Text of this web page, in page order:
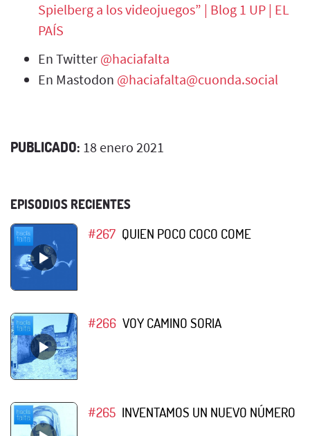
Spielberg a los videojuegos” | Blog 1 UP | EL
PAÍS
En Twitter @haciafalta
En Mastodon @haciafalta@cuonda.social
PUBLICADO: 18 enero 2021
EPISODIOS RECIENTES
#267 QUIEN POCO COCO COME
#266 VOY CAMINO SORIA
#265 INVENTAMOS UN NUEVO NÚMERO